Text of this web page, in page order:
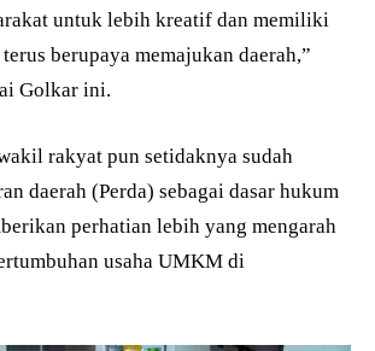
untuk lebih kreatif dan memiliki
berupaya memajukan daerah,”
Golkar ini.
rakyat pun setidaknya sudah
daerah (Perda) sebagai dasar hukum
perhatian lebih yang mengarah
usaha UMKM di